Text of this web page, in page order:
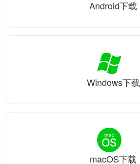
Android下载
Windows下载
macOS下载